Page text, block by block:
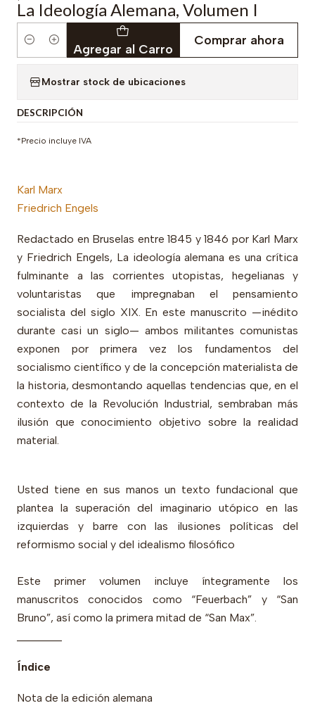
La Ideología Alemana, Volumen I
Cantidad Agregar al Carro
Comprar ahora
Mostrar stock de ubicaciones
DESCRIPCIÓN
*Precio incluye IVA
Karl Marx
Friedrich Engels
Redactado en Bruselas entre 1845 y 1846 por Karl Marx
y Friedrich Engels, La ideología alemana es una crítica
fulminante a las corrientes utopistas, hegelianas y
voluntaristas que impregnaban el pensamiento
socialista del siglo XIX. En este manuscrito —inédito
durante casi un siglo— ambos militantes comunistas
exponen por primera vez los fundamentos del
socialismo científico y de la concepción materialista de
la historia, desmontando aquellas tendencias que, en el
contexto de la Revolución Industrial, sembraban más
ilusión que conocimiento objetivo sobre la realidad
material.
Usted tiene en sus manos un texto fundacional que
plantea la superación del imaginario utópico en las
izquierdas y barre con las ilusiones políticas del
reformismo social y del idealismo filosófico
Este primer volumen incluye íntegramente los
manuscritos conocidos como “Feuerbach” y “San
Bruno”, así como la primera mitad de “San Max”.
Índice
Nota de la edición alemana